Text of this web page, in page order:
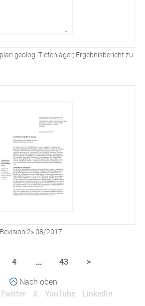
geolog. Tiefenlager; Ergebnisbericht zu
2» 08/2017
4 ... 43
>
Nach oben
Twitter X YouTube LinkedIn